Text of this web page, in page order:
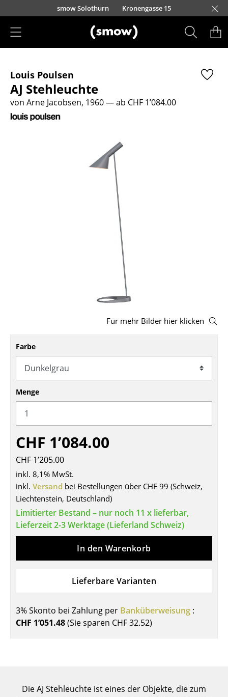
Direkt zum Inhaltsmow Solothurn Kronengasse 15
Sitzmöbel
Esszimmerstühle
Sofas
Schaukelstühle
Bürodrehstühle
Bürosessel
Einzelteile
... alle Sitzmöbel
Tische
Esstische
Beistelltische
Couchtische
Sekretäre & PC-Tische
Konferenztische
Stehtische & Stehpulte
Einzelteile
Louis Poulsen
AJ Stehleuchte
von Arne Jacobsen, 1960— ab CHF 1’084.00
Für mehr Bilder hier klicken
Farbe
Menge
CHF 1’084.00
CHF 1’205.00
inkl. 8,1% MwSt.
inkl. Versand bei Bestellungen über CHF 99 (Schweiz,
Liechtenstein, Deutschland)
Limitierter Bestand – nur noch 11 x lieferbar,
Lieferzeit 2-3 Werktage (Lieferland Schweiz)
In den Warenkorb
Lieferbare Varianten
3% Skonto bei Zahlung per Banküberweisung :
CHF 1’051.48(Sie sparen CHF 32.52)
Die AJ Stehleuchte ist eines der Objekte, die zum